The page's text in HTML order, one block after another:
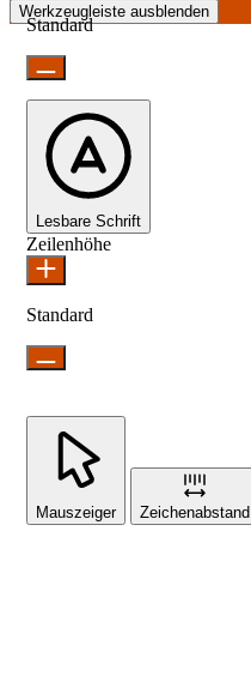
Werkzeugleiste ausblenden
Standard
Lesbare Schrift
Zeilenhöhe
Standard
Mauszeiger Zeichenabstand